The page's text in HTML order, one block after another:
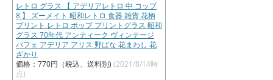
レトロ グラス 【 アデリアレトロ 中 コップ
8 】 ズーメイト 昭和レトロ 食器 雑貨 花柄
プリント レトロ ポップ プリントグラス 昭和
グラス 70年代 アンティーク ヴィンテージ
パフェ アデリア アリス 野ばな 花まわし 花
ざかり
価格：770円（税込、送料別) (2021/8/14時
点)